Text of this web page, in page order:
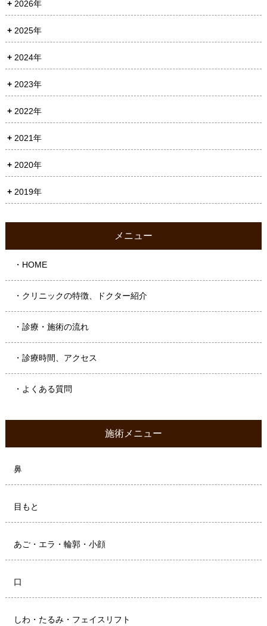
2026年
2025年
2024年
2023年
2022年
2021年
2020年
2019年
メニュー
・HOME
・クリニックの特徴、ドクター紹介
・診療・施術の流れ
・診療時間、アクセス
・よくある質問
施術メニュー
鼻
目もと
あご・エラ・輪郭・小顔
口
しわ・たるみ・フェイスリフト